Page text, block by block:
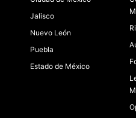
Jalisco
Nuevo León
Puebla
Estado de México